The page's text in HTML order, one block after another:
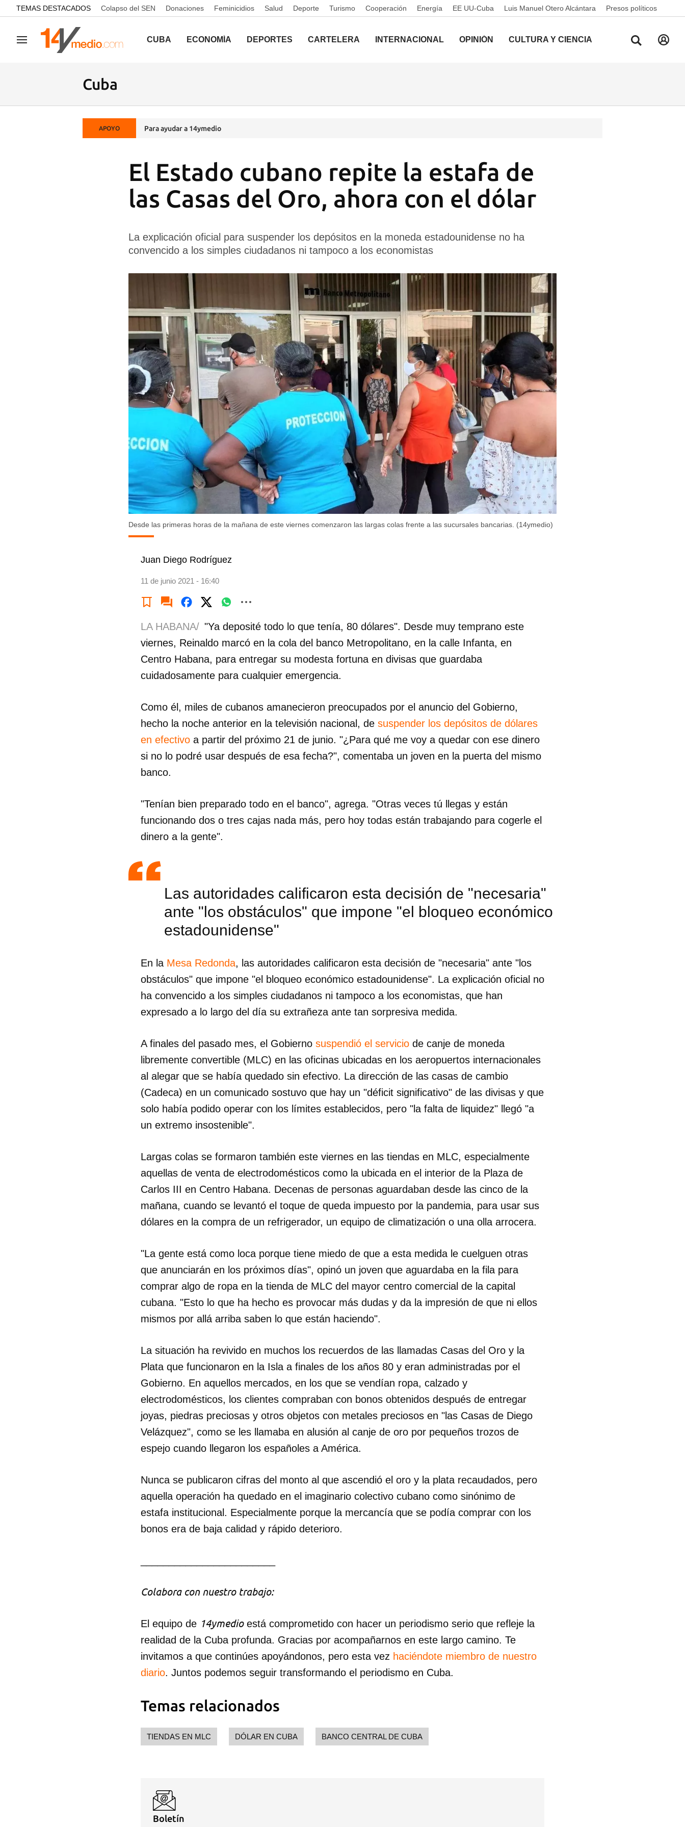
common.go-to-content
TEMAS DESTACADOS Colapso del SEN Donaciones Feminicidios Salud Deporte Turismo Cooperación Energía EE UU-Cuba Luis Manuel Otero Alcántara Presos políticos
Navegación CUBA ECONOMÍA DEPORTES CARTELERA INTERNACIONAL OPINIÓN CULTURA Y CIENCIA
Cuba
APOYO Para ayudar a 14ymedio
El Estado cubano repite la estafa de
las Casas del Oro, ahora con el dólar
La explicación oficial para suspender los depósitos en la moneda estadounidense no ha
convencido a los simples ciudadanos ni tampoco a los economistas
Desde las primeras horas de la mañana de este viernes comenzaron las largas colas frente a las sucursales bancarias. (14ymedio)
Juan Diego Rodríguez
11 de junio 2021 - 16:40
Guardar como favorito
Para poder guardar como favorito, primero has de iniciar sesión con tu
LA HABANA/ "Ya deposité todo lo que tenía, 80 dólares". Desde muy temprano este
viernes, Reinaldo marcó en la cola del banco Metropolitano, en la calle Infanta, en
Centro Habana, para entregar su modesta fortuna en divisas que guardaba
cuidadosamente para cualquier emergencia.
Como él, miles de cubanos amanecieron preocupados por el anuncio del Gobierno,
hecho la noche anterior en la televisión nacional, de suspender los depósitos de dólares
en efectivo a partir del próximo 21 de junio. "¿Para qué me voy a quedar con ese dinero
si no lo podré usar después de esa fecha?", comentaba un joven en la puerta del mismo
banco.
"Tenían bien preparado todo en el banco", agrega. "Otras veces tú llegas y están
funcionando dos o tres cajas nada más, pero hoy todas están trabajando para cogerle el
dinero a la gente".
Las autoridades calificaron esta decisión de "necesaria"
ante "los obstáculos" que impone "el bloqueo económico
estadounidense"
En la Mesa Redonda, las autoridades calificaron esta decisión de "necesaria" ante "los
obstáculos" que impone "el bloqueo económico estadounidense". La explicación oficial no
ha convencido a los simples ciudadanos ni tampoco a los economistas, que han
expresado a lo largo del día su extrañeza ante tan sorpresiva medida.
A finales del pasado mes, el Gobierno suspendió el servicio de canje de moneda
libremente convertible (MLC) en las oficinas ubicadas en los aeropuertos internacionales
al alegar que se había quedado sin efectivo. La dirección de las casas de cambio
(Cadeca) en un comunicado sostuvo que hay un "déficit significativo" de las divisas y que
solo había podido operar con los límites establecidos, pero "la falta de liquidez" llegó "a
un extremo insostenible".
Largas colas se formaron también este viernes en las tiendas en MLC, especialmente
aquellas de venta de electrodomésticos como la ubicada en el interior de la Plaza de
Carlos III en Centro Habana. Decenas de personas aguardaban desde las cinco de la
mañana, cuando se levantó el toque de queda impuesto por la pandemia, para usar sus
dólares en la compra de un refrigerador, un equipo de climatización o una olla arrocera.
"La gente está como loca porque tiene miedo de que a esta medida le cuelguen otras
que anunciarán en los próximos días", opinó un joven que aguardaba en la fila para
comprar algo de ropa en la tienda de MLC del mayor centro comercial de la capital
cubana. "Esto lo que ha hecho es provocar más dudas y da la impresión de que ni ellos
mismos por allá arriba saben lo que están haciendo".
La situación ha revivido en muchos los recuerdos de las llamadas Casas del Oro y la
Plata que funcionaron en la Isla a finales de los años 80 y eran administradas por el
Gobierno. En aquellos mercados, en los que se vendían ropa, calzado y
electrodomésticos, los clientes compraban con bonos obtenidos después de entregar
joyas, piedras preciosas y otros objetos con metales preciosos en "las Casas de Diego
Velázquez", como se les llamaba en alusión al canje de oro por pequeños trozos de
espejo cuando llegaron los españoles a América.
Nunca se publicaron cifras del monto al que ascendió el oro y la plata recaudados, pero
aquella operación ha quedado en el imaginario colectivo cubano como sinónimo de
estafa institucional. Especialmente porque la mercancía que se podía comprar con los
bonos era de baja calidad y rápido deterioro.
Colabora con nuestro trabajo:
El equipo de 14ymedioestá comprometido con hacer un periodismo serio que refleje la
realidad de la Cuba profunda. Gracias por acompañarnos en este largo camino. Te
invitamos a que continúes apoyándonos, pero esta vez haciéndote miembro de nuestro
diario. Juntos podemos seguir transformando el periodismo en Cuba.
Temas relacionados
TIENDAS EN MLC DÓLAR EN CUBA BANCO CENTRAL DE CUBA
Boletín